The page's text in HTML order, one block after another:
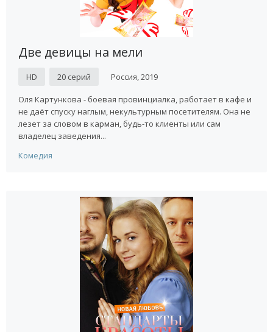
Две девицы на мели
HD 20 серий Россия, 2019
Оля Картункова - боевая провинциалка, работает в кафе и
не даёт спуску наглым, некультурным посетителям. Она не
лезет за словом в карман, будь-то клиенты или сам
владелец заведения...
Комедия